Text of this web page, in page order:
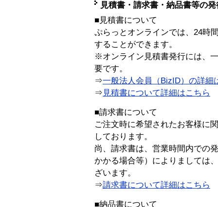
見積書・請求書・納品書等の
■見積書について
ぷらっとオンラインでは、24時
することができます。
※オンライン見積書発行には、
要です。
⇒一般法人会員（BizID）の詳細
⇒ 見積書について詳細はこちら
■請求書について
ご注文時に希望されたお客様に
しております。
尚、請求書は、営業時間内での
かかる場合等）によりましては
ざいます。
⇒請求書について詳細はこちら
■納品書について